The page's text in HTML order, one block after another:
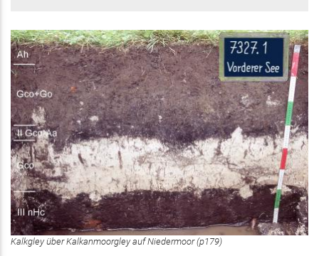
Kalkgley über Kalkanmoorgley auf Niedermoor (p179)